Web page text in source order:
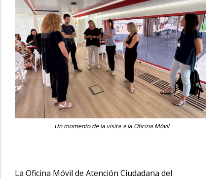
Un momento de la visita a la Oficina Móvil
La Oficina Móvil de Atención Ciudadana del